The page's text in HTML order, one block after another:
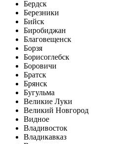
Бердск
Березники
Бийск
Биробиджан
Благовещенск
Борзя
Борисоглебск
Боровичи
Братск
Брянск
Бугульма
Великие Луки
Великий Новгород
Видное
Владивосток
Владикавказ